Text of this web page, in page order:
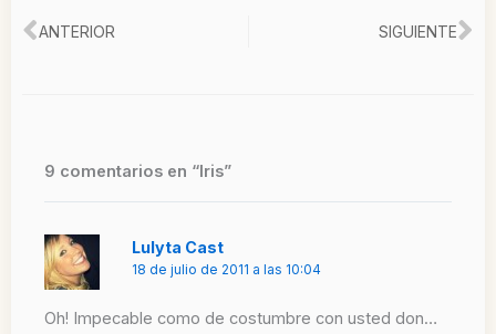
Ant
ANTERIOR SIGUIENTE
9 comentarios en “Iris”
Lulyta Cast
18 de julio de 2011 a las 10:04
Oh! Impecable como de costumbre con usted don…